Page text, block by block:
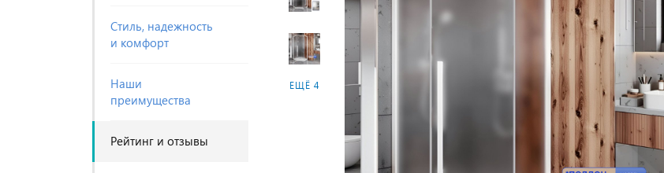
Cтиль, надежность
и комфорт
Наши
преимущества
Рейтинг и отзывы
ЕЩЁ 4